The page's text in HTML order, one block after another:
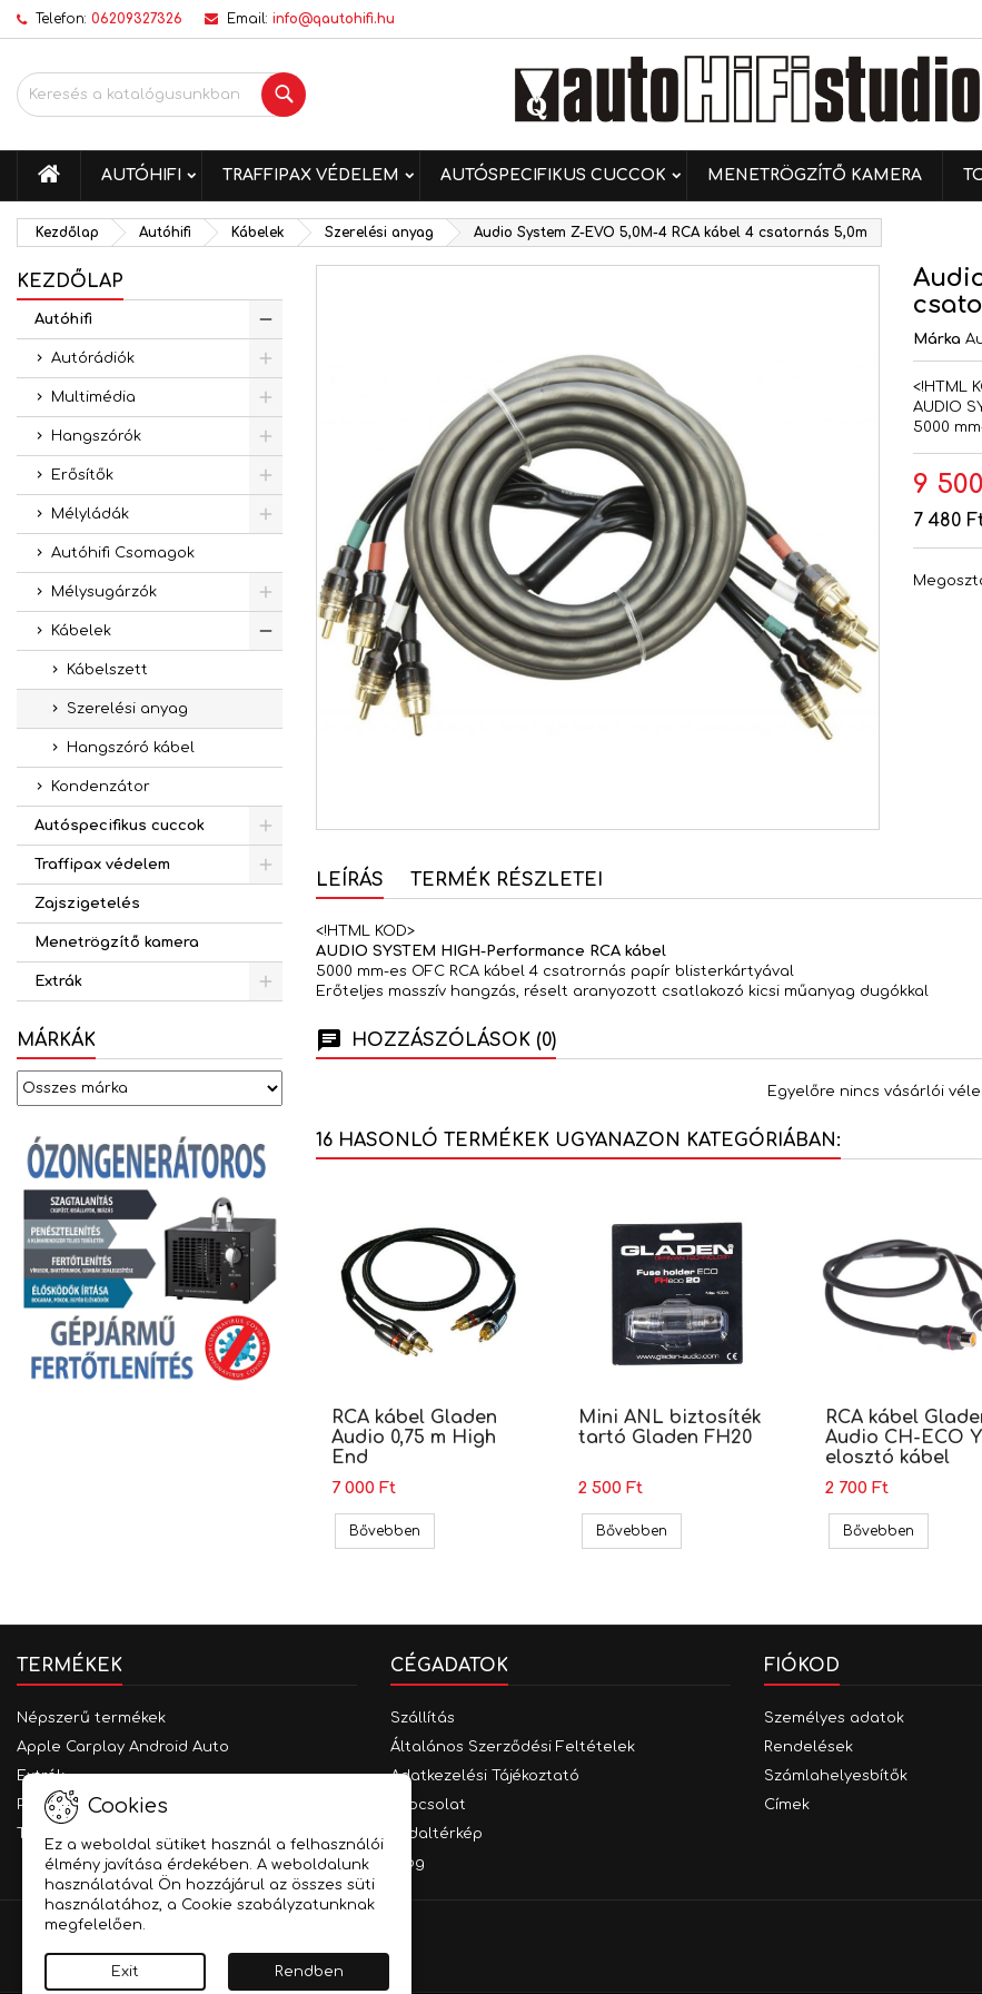
Telefon: 06209327326 Email: info@qautohifi.hu
Keresés
KEZDŐLAP
AUTÓHIFI TRAFFIPAX VÉDELEM AUTÓSPECIFIKUS CUCCOK MENETRÖGZÍTŐ KAMERA
Kezdőlap Autóhifi Kábelek Szerelési anyag Audio System Z-EVO 5,0M-4 RCA kábel 4 csatornás 5,0m
KEZDŐLAP
Autóhifi
Autórádiók
Multimédia
Hangszórók
Erősítők
Mélyládák
Autóhifi Csomagok
Mélysugárzók
Kábelek
Kábelszett
Szerelési anyag
Hangszóró kábel
Kondenzátor
Autóspecifikus cuccok
Traffipax védelem
Zajszigetelés
Menetrögzítő kamera
Extrák
MÁRKÁK
Márka
<!HTML
AUDIO
5000
9
7 480
LEÍRÁS TERMÉK RÉSZLETEI
<!HTML KOD>
AUDIO SYSTEM HIGH-Performance RCA kábel
5000 mm-es OFC RCA kábel 4 csatrornás papír blisterkártyával
Erőteljes masszív hangzás, réselt aranyozott csatlakozó kicsi műanyag dugókkal
HOZZÁSZÓLÁSOK (0)
Egyelőre nincs vásárlói
16 HASONLÓ TERMÉKEK UGYANAZON KATEGÓRIÁBAN:
RCA kábel Gladen
Audio 0,75 m High
End
7 000 Ft
BővebbenRCA kábel Gladen Audio 0,75 m High End
Mini ANL biztosíték
tartó Gladen FH20
2 500 Ft
BővebbenMini ANL biztosíték tartó Gladen FH20
RCA kábel
Audio CH-ECO Y
elosztó kábel
2 700 Ft
BővebbenRCA
TERMÉKEK
Népszerű termékek
Apple Carplay Android Auto
Extrák
Parkolást segítő rendszerek
Traffipax védelem
CÉGADATOK
Szállítás
Általános Szerződési Feltételek
Adatkezelési Tájékoztató
Kapcsolat
Oldaltérkép
Blog
FIÓKOD
Személyes adatok
Rendelések
Számlahelyesbítők
Címek
Kívánságlistáim
Új lista létrehozása
Kívánságlista létrehozása
Mégsem Kívánságlista
Bejelentkezés
Be kell jelentkezned a termékek kívánságlistába történő
Cookies
Ez a weboldal sütiket használ a felhasználói
élmény javítása érdekében. A weboldalunk
használatával Ön hozzájárul az összes süti
használatához, a Cookie szabályzatunknak
megfelelően.
Exit Rendben